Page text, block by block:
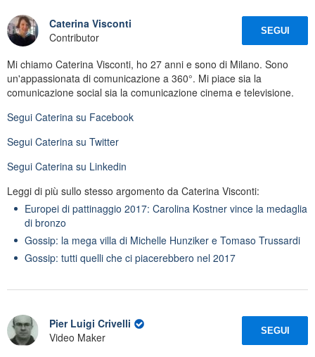
Caterina Visconti
Contributor
SEGUI
Mi chiamo Caterina Visconti, ho 27 anni e sono di Milano. Sono
un'appassionata di comunicazione a 360°. Mi piace sia la
comunicazione social sia la comunicazione cinema e televisione.
Segui Caterina su Facebook
Segui Caterina su Twitter
Segui Caterina su Linkedin
Leggi di più sullo stesso argomento da Caterina Visconti:
Europei di pattinaggio 2017: Carolina Kostner vince la medaglia
di bronzo
Gossip: la mega villa di Michelle Hunziker e Tomaso Trussardi
Gossip: tutti quelli che ci piacerebbero nel 2017
Pier Luigi Crivelli
Video Maker
SEGUI